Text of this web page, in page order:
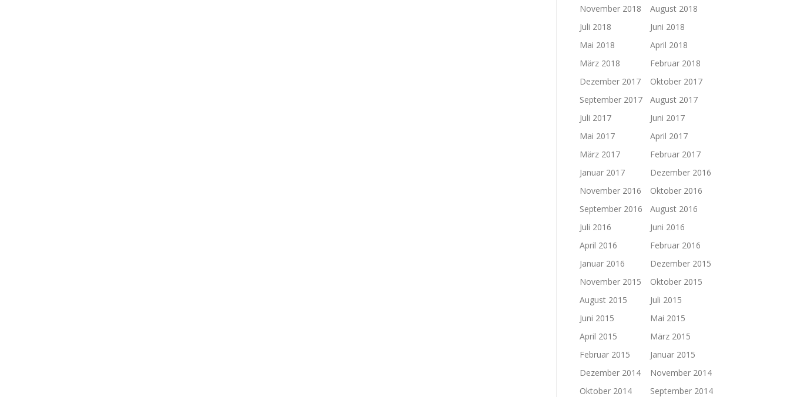
November 2018
August 2018
Juli 2018
Juni 2018
Mai 2018
April 2018
März 2018
Februar 2018
Dezember 2017
Oktober 2017
September 2017
August 2017
Juli 2017
Juni 2017
Mai 2017
April 2017
März 2017
Februar 2017
Januar 2017
Dezember 2016
November 2016
Oktober 2016
September 2016
August 2016
Juli 2016
Juni 2016
April 2016
Februar 2016
Januar 2016
Dezember 2015
November 2015
Oktober 2015
August 2015
Juli 2015
Juni 2015
Mai 2015
April 2015
März 2015
Februar 2015
Januar 2015
Dezember 2014
November 2014
Oktober 2014
September 2014